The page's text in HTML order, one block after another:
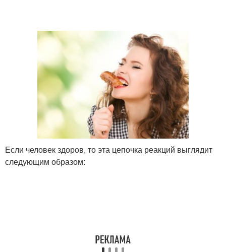
Если человек здоров, то эта цепочка реакций выглядит
следующим образом: